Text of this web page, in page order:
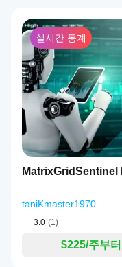
모든 운영 시간은
📌 심볼 요구사항
이 봇은 다음 심볼
GER40,
권장 설정
타임프레임:
최대 권장 스
요구사항:
최소 자본:
레버리지:
권장 거래 시간:
요?
다
른
사
람
들
에
게
가
장
먼
저
소
주
모니터링
하세요.
일관성,
낙폭, 다
양한 시
장 조건
에서의
동작을
중점적으
로 관찰
하세요.
cTrader
Windows
시장 데
이터를
바탕으로
cBot을
백테스트
을
최적
화해
야
하나
요?
중개
시장
조건
에
을
최적
cBot
실행
하기
전에
변수
를
조정
실시간 통계
MatrixGridSentinel
taniKmaster1970
3.0 (1)
$225/주부터